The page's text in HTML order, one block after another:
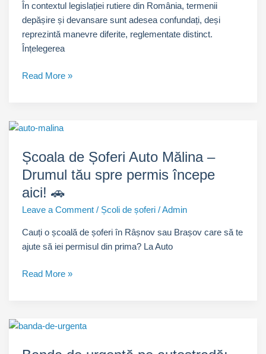
🛣️
În contextul legislației rutiere din România, termenii
depășire și devansare sunt adesea confundați, deși
reprezintă manevre diferite, reglementate distinct.
Înțelegerea
Devansare
similari,
diferite
🚘
Read More »
Școala de Șoferi Auto Mălina –
Drumul tău spre permis începe
aici! 🚗
Leave a Comment / Școli de șoferi /Admin
Cauți o școală de șoferi în Râșnov sau Brașov care să te
ajute să iei permisul din prima? La Auto
Școala
Mălina
Read More »